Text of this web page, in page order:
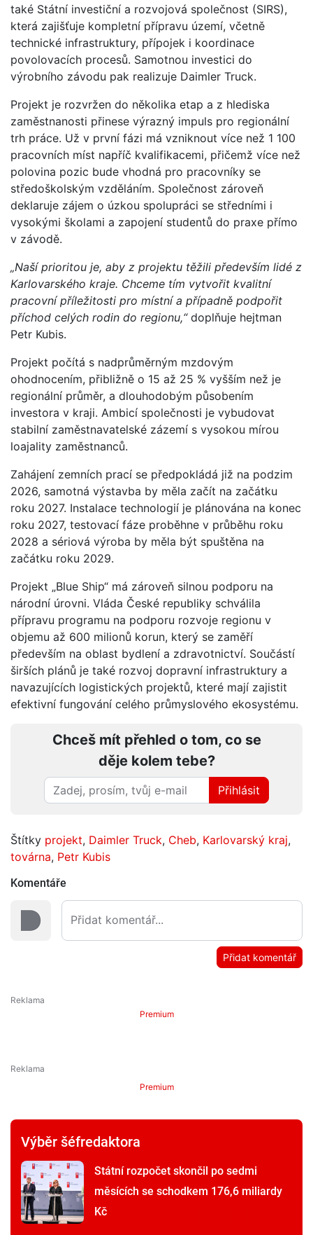
také Státní investiční a rozvojová společnost (SIRS),
která zajišťuje kompletní přípravu území, včetně
technické infrastruktury, přípojek i koordinace
povolovacích procesů. Samotnou investici do
výrobního závodu pak realizuje Daimler Truck.
Projekt je rozvržen do několika etap a z hlediska
zaměstnanosti přinese výrazný impuls pro regionální
trh práce. Už v první fázi má vzniknout více než 1 100
pracovních míst napříč kvalifikacemi, přičemž více než
polovina pozic bude vhodná pro pracovníky se
středoškolským vzděláním. Společnost zároveň
deklaruje zájem o úzkou spolupráci se středními i
vysokými školami a zapojení studentů do praxe přímo
v závodě.
„Naší prioritou je, aby z projektu těžili především lidé z
Karlovarského kraje. Chceme tím vytvořit kvalitní
pracovní příležitosti pro místní a případně podpořit
příchod celých rodin do regionu,“ doplňuje hejtman
Petr Kubis.
Projekt počítá s nadprůměrným mzdovým
ohodnocením, přibližně o 15 až 25 % vyšším než je
regionální průměr, a dlouhodobým působením
investora v kraji. Ambicí společnosti je vybudovat
stabilní zaměstnavatelské zázemí s vysokou mírou
loajality zaměstnanců.
Zahájení zemních prací se předpokládá již na podzim
2026, samotná výstavba by měla začít na začátku
roku 2027. Instalace technologií je plánována na konec
roku 2027, testovací fáze proběhne v průběhu roku
2028 a sériová výroba by měla být spuštěna na
začátku roku 2029.
Projekt „Blue Ship“ má zároveň silnou podporu na
národní úrovni. Vláda České republiky schválila
přípravu programu na podporu rozvoje regionu v
objemu až 600 milionů korun, který se zaměří
především na oblast bydlení a zdravotnictví. Součástí
širších plánů je také rozvoj dopravní infrastruktury a
navazujících logistických projektů, které mají zajistit
efektivní fungování celého průmyslového ekosystému.
Chceš mít přehled o tom, co se
děje kolem tebe?
Přihlásit
Štítky projekt, Daimler Truck, Cheb, Karlovarský kraj,
továrna, Petr Kubis
Komentáře
Přidat komentář
Premium
Premium
Výběr šéfredaktora
Státní rozpočet skončil po sedmi
měsících se schodkem 176,6 miliardy
Kč